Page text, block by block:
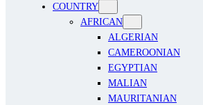
COUNTRY
AFRICAN
ALGERIAN
CAMEROONIAN
EGYPTIAN
MALIAN
MAURITANIAN